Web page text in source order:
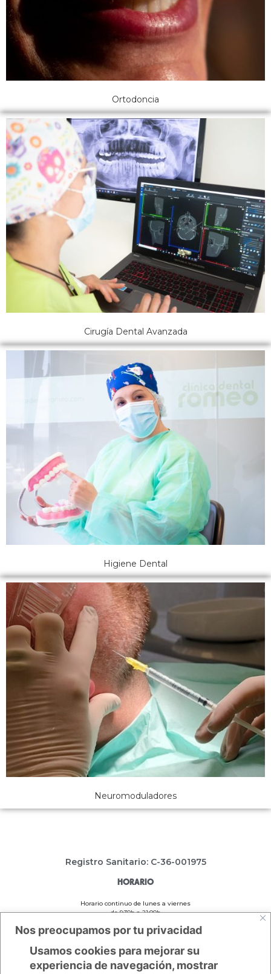
Nos preocupamos por tu privacidad
Usamos cookies para mejorar su
experiencia de navegación, mostrar
Ortodoncia
Cirugía Dental Avanzada
Higiene Dental
Neuromoduladores
Registro Sanitario: C-36-001975
HORARIO
Horario continuo de lunes a viernes
de 9:30h a 21:00h
ENLACES DE INTERÉS
Política de Privacidad